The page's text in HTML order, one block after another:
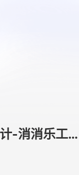
-消消乐工…